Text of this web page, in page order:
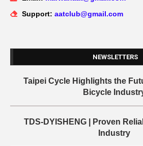
Support: aatclub@gmail.com
NEWSLETTERS
Taipei Cycle Highlights the
Bicycle
TDS-DYISHENG | Proven
Industry